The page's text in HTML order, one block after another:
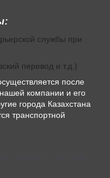
службы при
перевод и т.д.)
после
компании и его
города Казахстана
транспортной